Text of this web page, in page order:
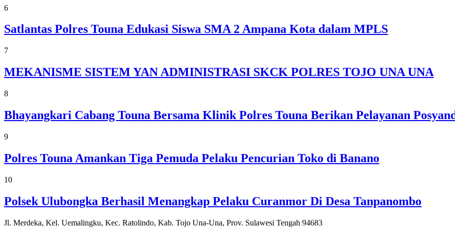
6
Satlantas Polres Touna Edukasi Siswa SMA 2 Ampana Kota dalam MPLS
7
MEKANISME SISTEM YAN ADMINISTRASI SKCK POLRES TOJO UNA UNA
8
Bhayangkari Cabang Touna Bersama Klinik Polres Touna Berikan Pelayanan
9
Polres Touna Amankan Tiga Pemuda Pelaku Pencurian Toko di Banano
10
Polsek Ulubongka Berhasil Menangkap Pelaku Curanmor Di Desa Tanpanombo
Jl. Merdeka, Kel. Uemalingku, Kec. Ratolindo, Kab. Tojo Una-Una, Prov. Sulawesi Tengah 94683